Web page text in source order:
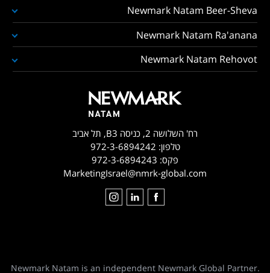
Newmark Natam Beer-Sheva
Newmark Natam Ra'anana
Newmark Natam Rehovot
רח' השלושה 2, כניסה B3, תל אביב
טלפון: 972-3-6894242
פקס: 972-3-6894243
MarketingIsrael@nmrk-global.com
Newmark Natam is an independent Newmark Global Partner.